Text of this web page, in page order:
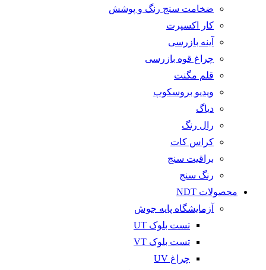
ضخامت سنج رنگ و پوشش
کار اکسپرت
آینه بازرسی
چراغ قوه بازرسی
قلم مگنت
ویدیو بروسکوپ
دیاگ
رال رنگ
کراس کات
براقیت سنج
رنگ سنج
محصولات NDT
آزمایشگاه پایه جوش
تست بلوک UT
تست بلوک VT
چراغ UV